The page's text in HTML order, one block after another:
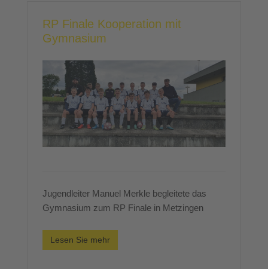
RP Finale Kooperation mit
Gymnasium
Jugendleiter Manuel Merkle begleitete das
Gymnasium zum RP Finale in Metzingen
Lesen Sie mehr